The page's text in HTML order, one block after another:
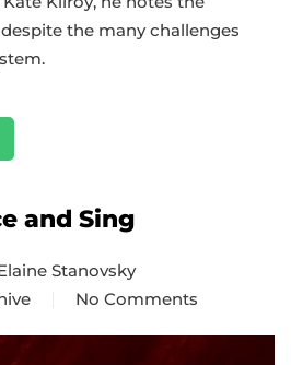
the many challenges
and Sing
Stanovsky
No Comments
on
Lift